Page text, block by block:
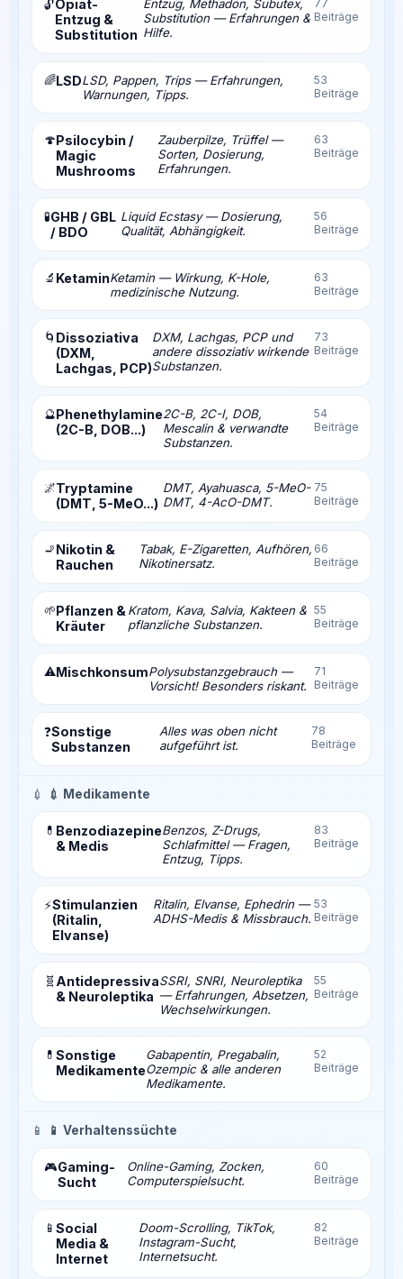
🔓Opiat-
Entzug &
Substitution
Entzug, Methadon, Subutex,
Substitution — Erfahrungen &
Hilfe.
77
Beiträge
🌈LSDLSD, Pappen, Trips — Erfahrungen,
Warnungen, Tipps.
53
Beiträge
🍄Psilocybin /
Magic
Mushrooms
Zauberpilze, Trüffel —
Sorten, Dosierung,
Erfahrungen.
63
Beiträge
🧪GHB / GBL
/ BDO
Liquid Ecstasy — Dosierung,
Qualität, Abhängigkeit.
56
Beiträge
🔬 KetaminKetamin — Wirkung, K-Hole,
medizinische Nutzung.
63
Beiträge
🌀 Dissoziativa
(DXM,
Lachgas, PCP)
DXM, Lachgas, PCP und
andere dissoziativ wirkende
Substanzen.
73
Beiträge
🔮Phenethylamine
(2C-B, DOB...)
2C-B, 2C-I, DOB,
Mescalin & verwandte
Substanzen.
54
Beiträge
🌌Tryptamine
(DMT, 5-MeO...)
DMT, Ayahuasca, 5-MeO-
DMT, 4-AcO-DMT.
75
Beiträge
🚬Nikotin &
Rauchen
Tabak, E-Zigaretten, Aufhören,
Nikotinersatz.
66
Beiträge
🌱Pflanzen &
Kräuter
Kratom, Kava, Salvia, Kakteen &
pflanzliche Substanzen.
55
Beiträge
⚠️MischkonsumPolysubstanzgebrauch —
Vorsicht! Besonders riskant.
71
Beiträge
❓Sonstige
Substanzen
Alles was oben nicht
aufgeführt ist.
78
Beiträge
💉 💉 Medikamente
💊 Benzodiazepine
& Medis
Benzos, Z-Drugs,
Schlafmittel — Fragen,
Entzug, Tipps.
83
Beiträge
⚡Stimulanzien
(Ritalin,
Elvanse)
Ritalin, Elvanse, Ephedrin —
ADHS-Medis & Missbrauch.
53
Beiträge
🧬 Antidepressiva
& Neuroleptika
SSRI, SNRI, Neuroleptika
— Erfahrungen, Absetzen,
Wechselwirkungen.
55
Beiträge
💊 Sonstige
Medikamente
Gabapentin, Pregabalin,
Ozempic & alle anderen
Medikamente.
52
Beiträge
📱 📱 Verhaltenssüchte
🎮Gaming-
Sucht
Online-Gaming, Zocken,
Computerspielsucht.
60
Beiträge
📱 Social
Media &
Internet
Doom-Scrolling, TikTok,
Instagram-Sucht,
Internetsucht.
82
Beiträge